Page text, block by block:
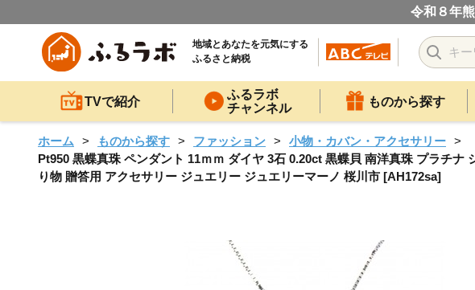
令和８年
地域とあなたを元気にする
ふるさと納税
TVで紹介
ふるラボ
チャンネル
ものから探す
ホーム ものから探す ファッション
小物・カバン・アクセサリー
Pt950 黒蝶真珠 ペンダント 11ｍｍ ダイヤ 3石 0.20ct 黒蝶貝 南洋真珠 プラチ
り物 贈答用 アクセサリー ジュエリー ジュエリーマーノ 桜川市 [AH172sa]